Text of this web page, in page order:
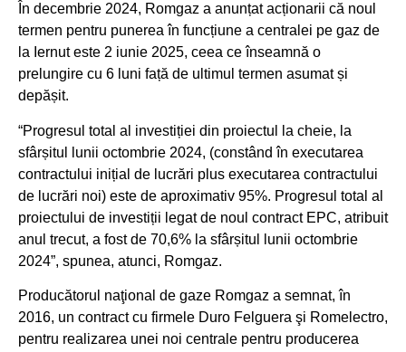
În decembrie 2024, Romgaz a anunțat acționarii că noul
termen pentru punerea în funcțiune a centralei pe gaz de
la Iernut este 2 iunie 2025, ceea ce înseamnă o
prelungire cu 6 luni față de ultimul termen asumat și
depășit.
“Progresul total al investiției din proiectul la cheie, la
sfârșitul lunii octombrie 2024, (constând în executarea
contractului inițial de lucrări plus executarea contractului
de lucrări noi) este de aproximativ 95%. Progresul total al
proiectului de investiții legat de noul contract EPC, atribuit
anul trecut, a fost de 70,6% la sfârșitul lunii octombrie
2024”, spunea, atunci, Romgaz.
Producătorul naţional de gaze Romgaz a semnat, în
2016, un contract cu firmele Duro Felguera şi Romelectro,
pentru realizarea unei noi centrale pentru producerea